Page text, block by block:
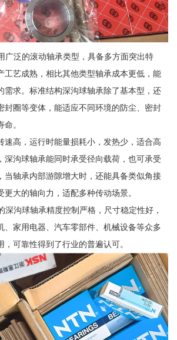
广泛的滚动轴承类型，具备多方面突出特
工艺成熟，相比其他类型轴承成本更低，能
需求。标准结构深沟球轴承除了基本型，还
封圈等变体，能适应不同环境的防尘、密封
。
速高，运行时能量损耗小，发热少，适合高
深沟球轴承能同时承受径向载荷，也可承受
当轴承内部游隙增大时，还能具备类似角接
大的轴向力，适配多种传动场景。
深沟球轴承精度控制严格，尺寸稳定性好，
、家用电器、汽车零部件、机械设备等众多
可靠性得到了行业的普遍认可。